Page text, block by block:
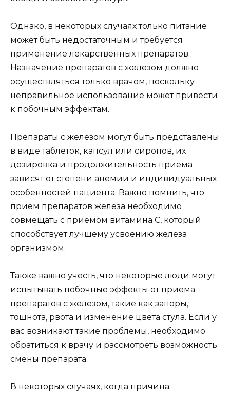
Однако, в некоторых случаях только питание
может быть недостаточным и требуется
применение лекарственных препаратов.
Назначение препаратов с железом должно
осуществляться только врачом, поскольку
неправильное использование может привести
к побочным эффектам.
Препараты с железом могут быть представлены
в виде таблеток, капсул или сиропов, их
дозировка и продолжительность приема
зависят от степени анемии и индивидуальных
особенностей пациента. Важно помнить, что
прием препаратов железа необходимо
совмещать с приемом витамина С, который
способствует лучшему усвоению железа
организмом.
Также важно учесть, что некоторые люди могут
испытывать побочные эффекты от приема
препаратов с железом, такие как запоры,
тошнота, рвота и изменение цвета стула. Если у
вас возникают такие проблемы, необходимо
обратиться к врачу и рассмотреть возможность
смены препарата.
В некоторых случаях, когда причина